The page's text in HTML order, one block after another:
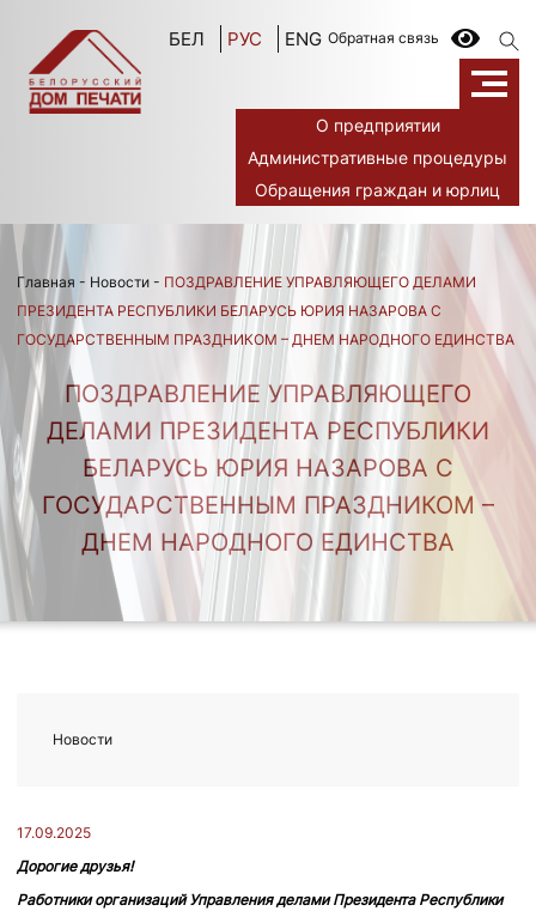
БЕЛ РУС ENG Обратная связь
О предприятии
Административные процедуры
Обращения граждан и юрлиц
Главная - Новости - ПОЗДРАВЛЕНИЕ УПРАВЛЯЮЩЕГО ДЕЛАМИ
ПРЕЗИДЕНТА РЕСПУБЛИКИ БЕЛАРУСЬ ЮРИЯ НАЗАРОВА С
ГОСУДАРСТВЕННЫМ ПРАЗДНИКОМ – ДНЕМ НАРОДНОГО ЕДИНСТВА
ПОЗДРАВЛЕНИЕ УПРАВЛЯЮЩЕГО
ДЕЛАМИ ПРЕЗИДЕНТА РЕСПУБЛИКИ
БЕЛАРУСЬ ЮРИЯ НАЗАРОВА С
ГОСУДАРСТВЕННЫМ ПРАЗДНИКОМ –
ДНЕМ НАРОДНОГО ЕДИНСТВА
17.09.2025
Дорогие друзья!
Работники организаций Управления делами Президента Республики
Новости